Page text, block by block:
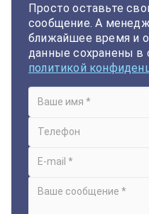
Просто оставьте
сообщение. А
ближайшее время и
данные сохранены в
политикой